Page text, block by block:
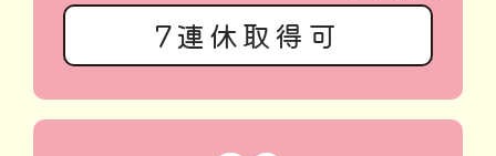
7連休取得可